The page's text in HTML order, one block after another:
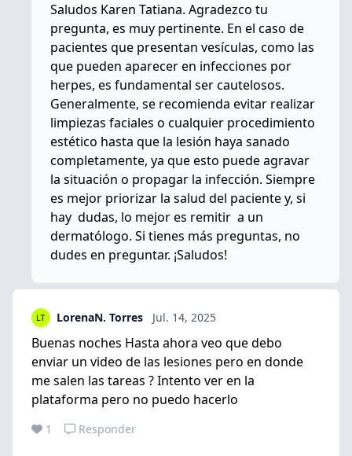
Saludos Karen Tatiana. Agradezco tu
pregunta, es muy pertinente. En el caso de
pacientes que presentan vesículas, como las
que pueden aparecer en infecciones por
herpes, es fundamental ser cautelosos.
Generalmente, se recomienda evitar realizar
limpiezas faciales o cualquier procedimiento
estético hasta que la lesión haya sanado
completamente, ya que esto puede agravar
la situación o propagar la infección. Siempre
es mejor priorizar la salud del paciente y, si
hay dudas, lo mejor es remitir a un
dermatólogo. Si tienes más preguntas, no
dudes en preguntar. ¡Saludos!
LorenaN. Torres Jul. 14, 2025
Buenas noches Hasta ahora veo que debo
enviar un video de las lesiones pero en donde
me salen las tareas ? Intento ver en la
plataforma pero no puedo hacerlo
1 Responder